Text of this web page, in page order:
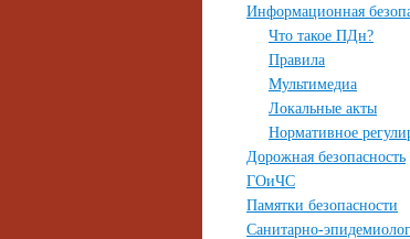
Информационная
Что такое ПДн?
Правила
Мультимедиа
Локальные акты
Нормативное
Дорожная безопасность
ГОиЧС
Памятки безопасности
Санитарно-